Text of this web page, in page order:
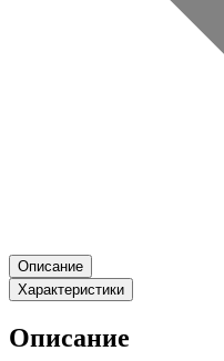
Описание
Характеристики
Описание